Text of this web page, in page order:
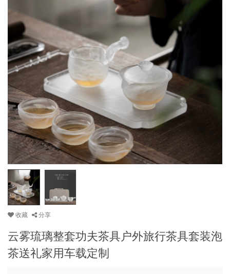
收藏 分享
云雾琉璃整套功夫茶具户外旅行茶具套装泡
茶送礼家用车载定制